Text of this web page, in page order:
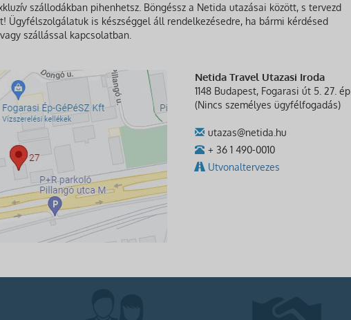
szállodákban pihenhetsz. Böngéssz a Netida utazásai között, s tervezd
Ügyfélszolgálatuk is készséggel áll rendelkezésedre, ha bármi kérdésed
szállással kapcsolatban.
Netida Travel Utazasi Iroda
1148 Budapest, Fogarasi út 5. 27. ép.
(Nincs személyes ügyfélfogadás)
utazas@netida.hu
+ 36 1 490-0010
Utvonaltervezes